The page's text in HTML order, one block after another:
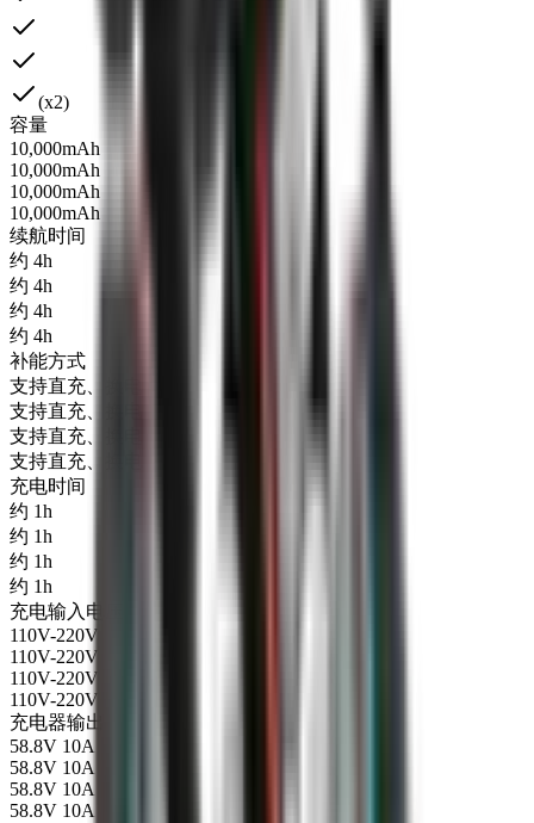
(x2)
容量
10,000mAh
10,000mAh
10,000mAh
10,000mAh
续航时间
约 4h
约 4h
约 4h
约 4h
补能方式
支持直充、换电
支持直充、换电
支持直充、换电
支持直充、换电
充电时间
约 1h
约 1h
约 1h
约 1h
充电输入电压
110V-220V
110V-220V
110V-220V
110V-220V
充电器输出
58.8V 10A
58.8V 10A
58.8V 10A
58.8V 10A